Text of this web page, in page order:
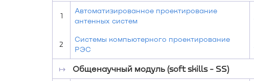
1
Автоматизированное проектирование
антенных систем
2
Системы компьютерного проектирование
РЭС
↦ Общенаучный модуль (soft skills - SS)